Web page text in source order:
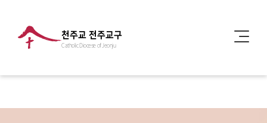
천주교 전주교구
Catholic Diocese of Jeonju